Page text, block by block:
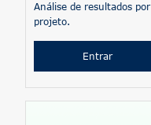
Análise de resultados por
projeto.
Entrar